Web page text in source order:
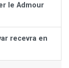
le Admour
recevra en